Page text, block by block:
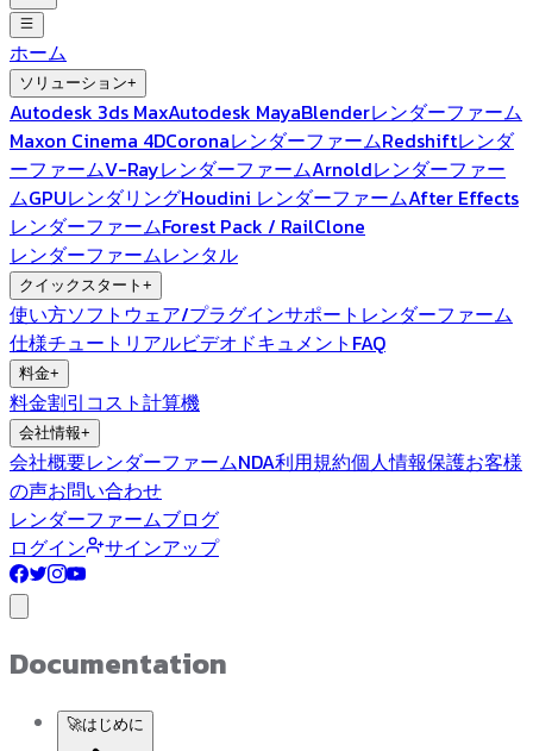
ホーム
ソリューション+
Autodesk 3ds MaxAutodesk MayaBlenderレンダーファーム
Maxon Cinema 4DCoronaレンダーファームRedshiftレンダ
ーファームV-RayレンダーファームArnoldレンダーファー
ムGPUレンダリングHoudini レンダーファームAfter Effects
レンダーファームForest Pack / RailClone
レンダーファームレンタル
クイックスタート +
使い方ソフトウェア/プラグインサポート レンダーファーム
仕様チュートリアルビデオ ドキュメント FAQ
料金+
料金割引 コスト計算機
会社情報+
会社概要レンダーファームNDA利用規約個人情報保護お客様
の声お問い合わせ
レンダーファームブログ
ログイン
サインアップ
Documentation
🚀はじめに